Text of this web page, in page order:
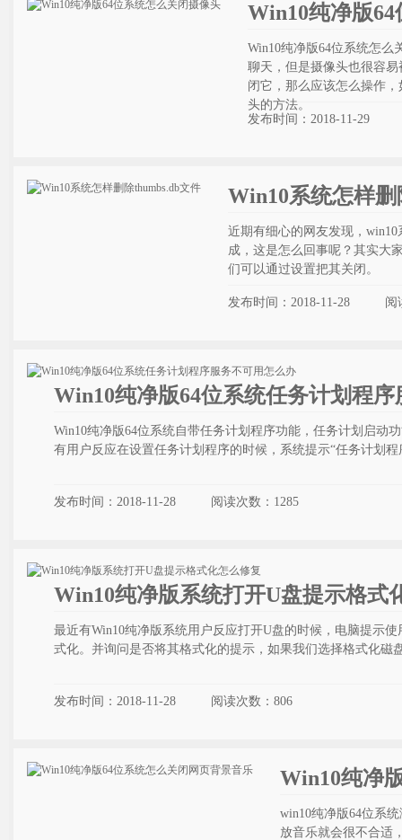
Win10纯净版
Win10纯净版64位系统怎
聊天，但是摄像头也很容
闭它，那么应该怎么操作
头的方法。
发布时间：2018-11-29
Win10系统怎样
近期有细心的网友发现，
成，这是怎么回事呢？其实大
们可以通过设置把其关闭。
发布时间：2018-11-28 阅
Win10纯净版64位系统任务计划程
Win10纯净版64位系统自带任务计划程序功能，任务计划启动
有用户反应在设置任务计划程序的时候，系统提示“任务计划
发布时间：2018-11-28 阅读次数： 1285
Win10纯净版系统打开U盘提示格式
最近有Win10纯净版系统用户反应打开U盘的时候，电脑提示
式化。并询问是否将其格式化的提示，如果我们选择格式化磁
发布时间：2018-11-28 阅读次数： 806
Win10纯净
win10纯净版64位系
放音乐就会很不合适